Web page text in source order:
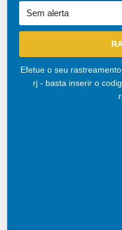
Efetue o seu
rj - basta inserir o